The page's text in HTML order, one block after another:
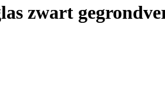
zwart